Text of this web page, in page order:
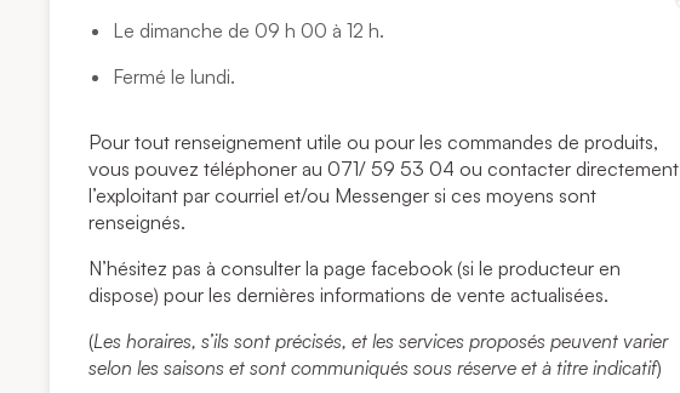
Le dimanche de 09 h 00 à 12 h.
Fermé le lundi.
Pour tout renseignement utile ou pour les commandes de produits,
vous pouvez téléphoner au 071/ 59 53 04 ou contacter directement
l’exploitant par courriel et/ou Messenger si ces moyens sont
renseignés.
N’hésitez pas à consulter la page facebook (si le producteur en
dispose) pour les dernières informations de vente actualisées.
(Les horaires, s’ils sont précisés, et les services proposés peuvent varier
selon les saisons et sont communiqués sous réserve et à titre indicatif)